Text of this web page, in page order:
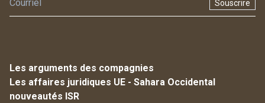
Souscrire
Les arguments des compagnies
Les affaires juridiques UE - Sahara Occidental
nouveautés ISR